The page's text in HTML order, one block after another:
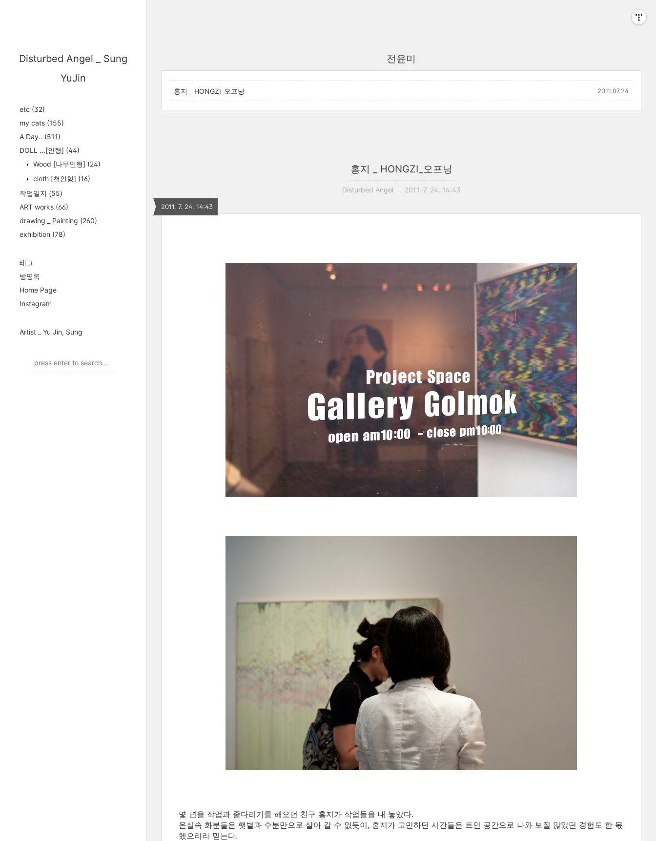
Disturbed Angel _ Sung
YuJin
etc (32)
my cats (155)
A Day.. (511)
DOLL ...[인형] (44)
Wood [나무인형] (24)
cloth [천인형] (16)
작업일지 (55)
ART works (66)
drawing _ Painting (260)
exhibition (78)
태그
방명록
Home Page
Instagram
Artist _ Yu Jin, Sung
전윤미
홍지 _ HONGZI_오프닝 2011.07.24
홍지 _ HONGZI_오프닝
Disturbed Angel 2011. 7. 24. 14:43
2011. 7. 24. 14:43
몇 년을 작업과 줄다리기를 해오던 친구 홍지가 작업들을 내 놓았다.
온실속 화분들은 햇볕과 수분만으로 살아 갈 수 없듯이, 홍지가 고민하던 시간들은 트인 공간으로 나와 보질 않았던 경험도 한 몫
했으리라 믿는다.